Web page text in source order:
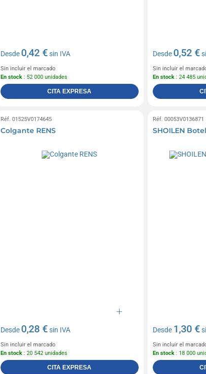
Desde 0,42 €sin IVA
Sin incluir el marcado
En stock : 52 000 unidades
CITA EXPRESA
Desde 0,52 €
Sin incluir el
En stock: 24 485
Réf. 01525V0174645
Colgante RENS
Desde 0,28 €sin IVA
Sin incluir el marcado
En stock : 20 542 unidades
CITA EXPRESA
Réf. 00053V0136871
SHOILEN
Desde 1,30 €
Sin incluir el
En stock: 18 000